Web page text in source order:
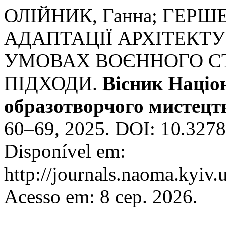
ОЛІЙНИК, Ганна;
АДАПТАЦІЇ
УМОВАХ ВОЄННОГО
ПІДХОДИ. Вісник
образотворчого
60–69, 2025. DOI:
Disponível em:
http://
Acesso em: 8 сер. 2026.